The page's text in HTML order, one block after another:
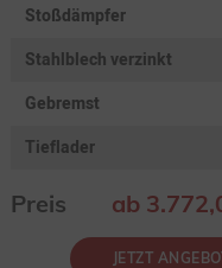
Stoßdämpfer
Stahlblech verzinkt
Gebremst
Tieflader
Preis ab
JETZT